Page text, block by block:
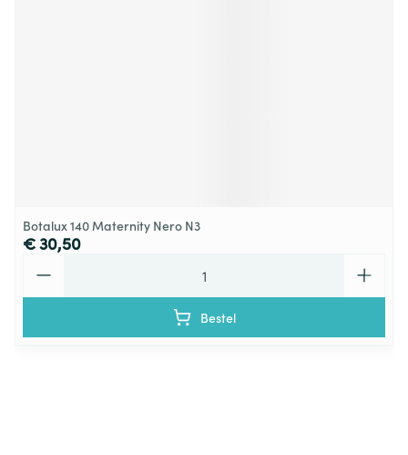
Botalux 140 Maternity Nero N3
€ 30,50
Bestel